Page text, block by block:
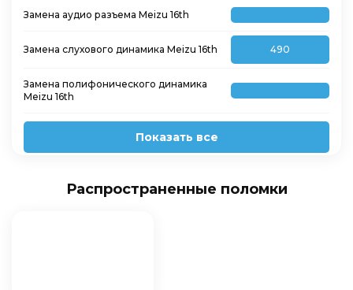
Замена аудио разъема Meizu 16th
Замена слухового динамика Meizu 16th 490
Замена полифонического динамика
Meizu 16th
Показать все
Распространенные поломки